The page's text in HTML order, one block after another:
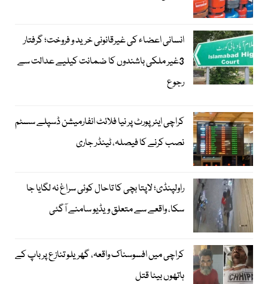
انسانی اعضاء کی غیرقانونی خرید و فروخت؛ گرفتار
3غیر ملکی باشندوں کا ضمانت کیلیے عدالت سے
رجوع
کراچی ایئرپورٹ پر نیا فلائٹ انفارمیشن ڈسپلے سسٹم
نصب کرنے کا فیصلہ، ٹینڈر جاری
راولپنڈی؛ لاپتا بچی کا تاحال کوئی سراغ نہ لگایا جا
سکا، واقعے سے متعلق ویڈیو سامنے آگئی
کراچی میں افسوسناک واقعہ، گھریلو تنازع پر باپ کے
ہاتھوں بیٹا قتل